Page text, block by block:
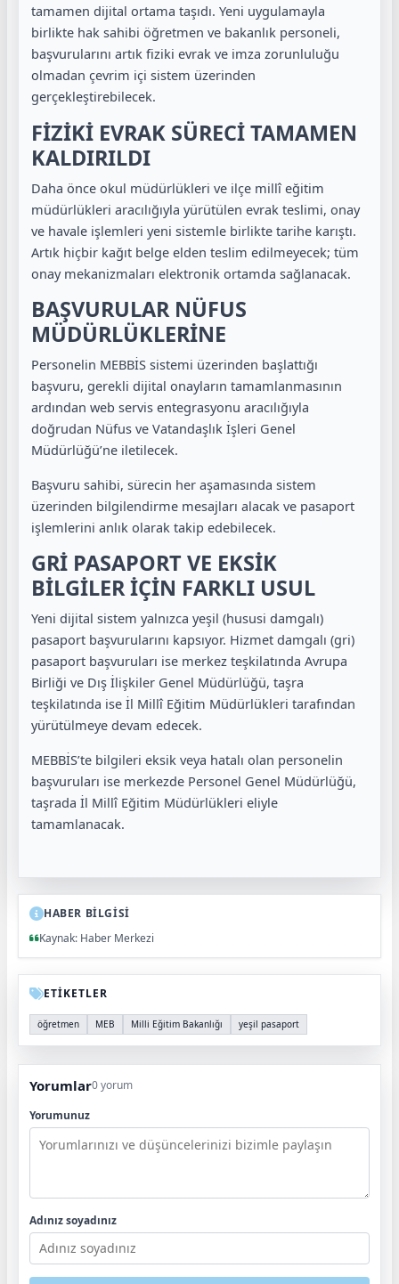
tamamen dijital ortama taşıdı. Yeni uygulamayla
birlikte hak sahibi öğretmen ve bakanlık personeli,
başvurularını artık fiziki evrak ve imza zorunluluğu
olmadan çevrim içi sistem üzerinden
gerçekleştirebilecek.
FİZİKİ EVRAK SÜRECİ TAMAMEN
KALDIRILDI
Daha önce okul müdürlükleri ve ilçe millî eğitim
müdürlükleri aracılığıyla yürütülen evrak teslimi, onay
ve havale işlemleri yeni sistemle birlikte tarihe karıştı.
Artık hiçbir kağıt belge elden teslim edilmeyecek; tüm
onay mekanizmaları elektronik ortamda sağlanacak.
BAŞVURULAR NÜFUS
MÜDÜRLÜKLERİNE
Personelin MEBBİS sistemi üzerinden başlattığı
başvuru, gerekli dijital onayların tamamlanmasının
ardından web servis entegrasyonu aracılığıyla
doğrudan Nüfus ve Vatandaşlık İşleri Genel
Müdürlüğü’ne iletilecek.
Başvuru sahibi, sürecin her aşamasında sistem
üzerinden bilgilendirme mesajları alacak ve pasaport
işlemlerini anlık olarak takip edebilecek.
GRİ PASAPORT VE EKSİK
BİLGİLER İÇİN FARKLI USUL
Yeni dijital sistem yalnızca yeşil (hususi damgalı)
pasaport başvurularını kapsıyor. Hizmet damgalı (gri)
pasaport başvuruları ise merkez teşkilatında Avrupa
Birliği ve Dış İlişkiler Genel Müdürlüğü, taşra
teşkilatında ise İl Millî Eğitim Müdürlükleri tarafından
yürütülmeye devam edecek.
MEBBİS’te bilgileri eksik veya hatalı olan personelin
başvuruları ise merkezde Personel Genel Müdürlüğü,
taşrada İl Millî Eğitim Müdürlükleri eliyle
tamamlanacak.
HABER BİLGİSİ
Kaynak: Haber Merkezi
ETİKETLER
öğretmen MEB Milli Eğitim Bakanlığı yeşil pasaport
Yorumlar0 yorum
Yorumunuz
Adınız soyadınız